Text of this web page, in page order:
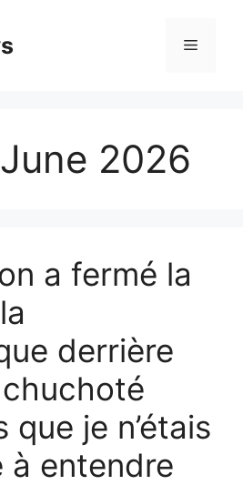
Menu
June 2026
a fermé la
derrière
je n’étais
à entendre